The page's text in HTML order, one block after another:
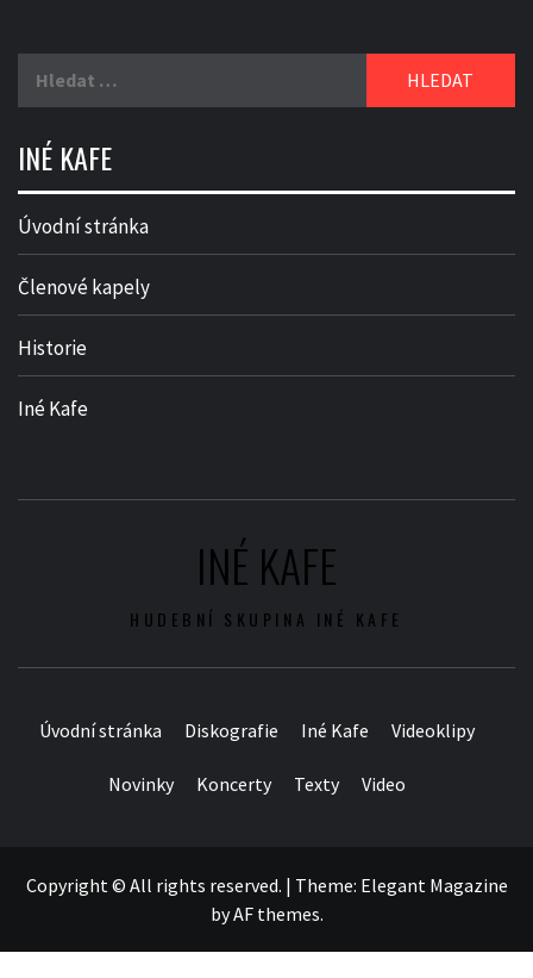
INÉ KAFE
Úvodní stránka
Členové kapely
Historie
Iné Kafe
INÉ KAFE
HUDEBNÍ SKUPINA INÉ KAFE
Úvodní stránka Diskografie Iné Kafe Videoklipy
Novinky Koncerty Texty Video
Copyright © All rights reserved. | Theme: Elegant Magazine
byAF themes.